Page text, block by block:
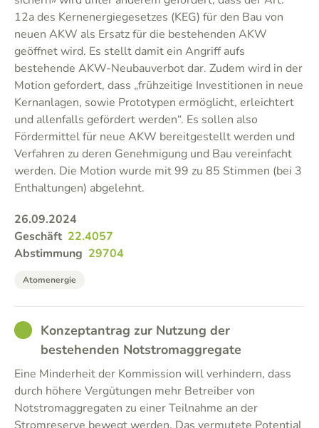
12a des Kernenergiegesetzes (KEG) für den Bau von
neuen AKW als Ersatz für die bestehenden AKW
geöffnet wird. Es stellt damit ein Angriff aufs
bestehende AKW-Neubauverbot dar. Zudem wird in der
Motion gefordert, dass „frühzeitige Investitionen in neue
Kernanlagen, sowie Prototypen ermöglicht, erleichtert
und allenfalls gefördert werden“. Es sollen also
Fördermittel für neue AKW bereitgestellt werden und
Verfahren zu deren Genehmigung und Bau vereinfacht
werden. Die Motion wurde mit 99 zu 85 Stimmen (bei 3
Enthaltungen) abgelehnt.
26.09.2024
Geschäft 22.4057
Abstimmung 29704
Atomenergie
GOODKonzeptantrag zur Nutzung der
bestehenden Notstromaggregate
Eine Minderheit der Kommission will verhindern, dass
durch höhere Vergütungen mehr Betreiber von
Notstromaggregaten zu einer Teilnahme an der